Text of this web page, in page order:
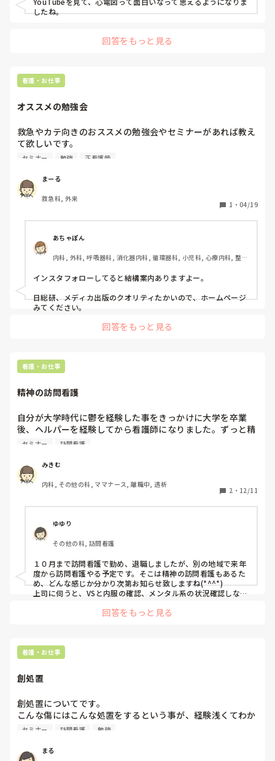
したね。
回答をもっと見る
看護・お仕事
オススメの勉強会
救急やカテ向きのおススメの勉強会やセミナーがあれば教え
て欲しいです。
救急、カテ室で勤務していますが、先輩から教えてもらうと
のに参加したいなと思い、相談させて頂きました。
よろしくお願いします。
セミナー 勉強 正看護師
まーる
救急科, 外来
1 ・ 04/19
あちゃぽん
内科, 外科, 呼吸器科, 消化器内科, 循環器科, 小児科, 心療内科, 整形
合診療科, 救急科, 超急性期, ICU, CCU, HCU, その他の科, ママナー
ス, 外来, 神経内科, 脳神経外科, NICU, 消化器外科, 一般病院, 慢性
インスタフォローしてると結構案内ありますよー。
日総研、メディカ出版のクオリティたかいので、ホームページ
みてください。
回答をもっと見る
看護・お仕事
精神の訪問看護
自分が大学時代に鬱を経験した事をきっかけに大学を卒業
後、ヘルパーを経験してから看護師になりました。ずっと精
神的に寄り添える看護をしたいな……と思いつつ、精神の患
出せませんでした。訪問看護の時に、精神の訪問看護セミナ
ーを受けたこともあっていつか挑戦できたらなと思っていま
す。精神の訪問看護はどんな感じか経験した事ある方教えて
セミナー 訪問看護
みきむ
内科, その他の科, ママナース, 離職中, 透析
2 ・ 12/11
ゆゆり
その他の科, 訪問看護
１０月まで訪問看護で勤め、退職しましたが、別の地域で来年
度から訪問看護やる予定です。そこは精神の訪問看護もあるた
め、どんな感じか分かり次第お知らせ致しますね(*^^*)
上司に伺うと、VSと内服の確認、メンタル系の状況確認しなが
回答をもっと見る
看護・お仕事
創処置
創処置についてです。
こんな傷にはこんな処置をするという事が、経験浅くてわか
りません。
法ご存知のかた、教えてください。宜しくお願い致します。
セミナー 訪問看護 勉強
まる